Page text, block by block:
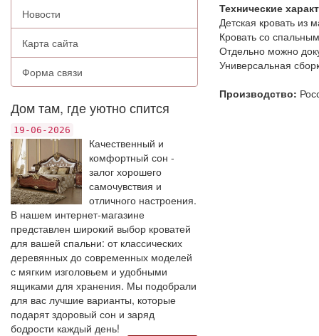
Новости
Карта сайта
Форма связи
Дом там, где уютно спится
19-06-2026
Качественный и
комфортный сон -
залог хорошего
самочувствия и
отличного настроения.
В нашем интернет-магазине
представлен широкий выбор кроватей
для вашей спальни: от классических
деревянных до современных моделей
с мягким изголовьем и удобными
ящиками для хранения. Мы подобрали
для вас лучшие варианты, которые
подарят здоровый сон и заряд
бодрости каждый день!
Технические
Детская кровать из
Кровать со
Отдельно можно
Универсальная
Производство: